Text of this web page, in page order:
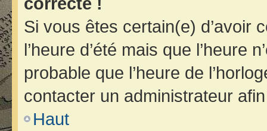
Si vous êtes certain(e) d’avoir
l’heure d’été mais que l’heure
probable que l’heure de
contacter un administrateur
Haut